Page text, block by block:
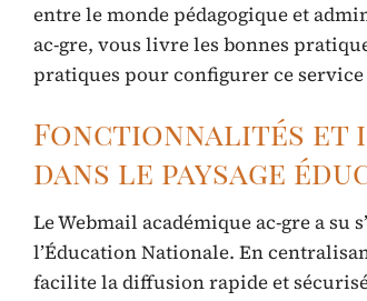
entre le monde pédagogique et
ac-gre, vous livre les bonnes
pratiques pour configurer ce
Fonctionnalités et
dans le paysage
Le Webmail académique ac-gre a
l’Éducation Nationale. En
facilite la diffusion rapide et